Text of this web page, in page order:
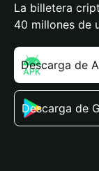
La billetera
40 millones de
Descarga de
Descarga de